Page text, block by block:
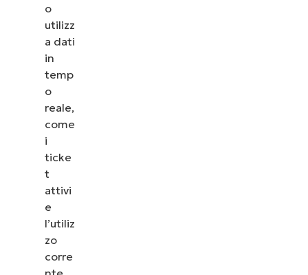
o
utilizz
a dati
in
temp
o
reale,
come
i
ticke
t
attivi
e
l’utiliz
zo
corre